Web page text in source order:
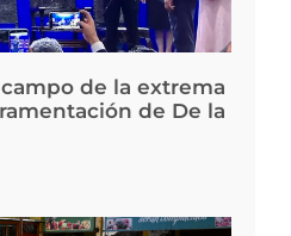
de la extrema
de De la